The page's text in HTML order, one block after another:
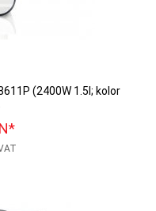
(2400W 1.5l; kolor